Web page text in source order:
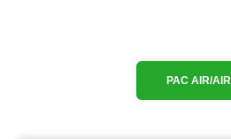
PAC AIR/AIR